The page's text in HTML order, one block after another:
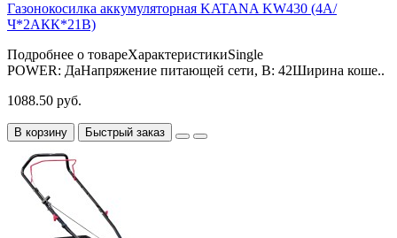
Газонокосилка аккумуляторная KATANA KW430 (4А/
Ч*2АКК*21В)
Подробнее о товареХарактеристикиSingle
POWER: ДаНапряжение питающей сети, В: 42Ширина коше..
1088.50 руб.
В корзину Быстрый заказ